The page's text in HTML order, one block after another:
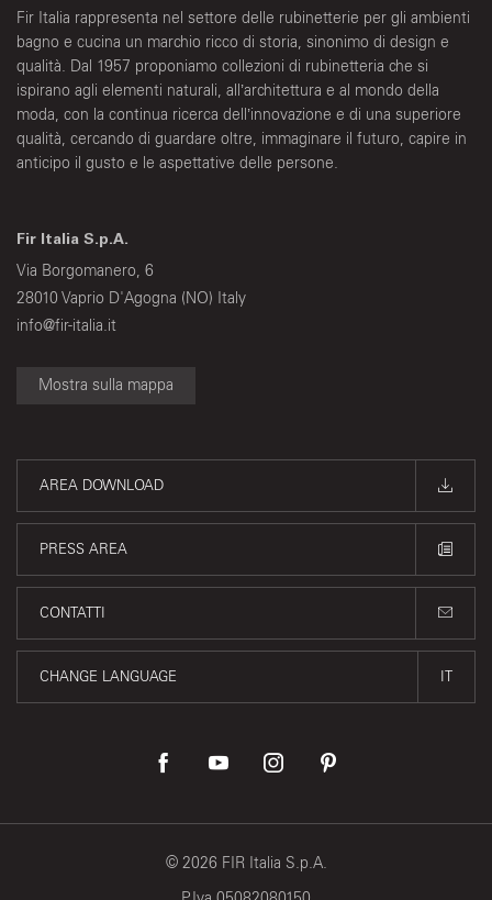
Fir Italia rappresenta nel settore delle rubinetterie per gli ambienti
bagno e cucina un marchio ricco di storia, sinonimo di design e
qualità. Dal 1957 proponiamo collezioni di rubinetteria che si
ispirano agli elementi naturali, all’architettura e al mondo della
moda, con la continua ricerca dell’innovazione e di una superiore
qualità, cercando di guardare oltre, immaginare il futuro, capire in
anticipo il gusto e le aspettative delle persone.
Fir Italia S.p.A.
Via Borgomanero, 6
28010 Vaprio D'Agogna (NO) Italy
info@fir-italia.it
Mostra sulla mappa
AREA DOWNLOAD
PRESS AREA
CONTATTI
CHANGE LANGUAGE IT
© 2026 FIR Italia S.p.A.